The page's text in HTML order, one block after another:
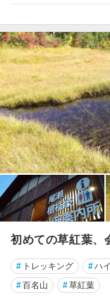
初めての草紅葉、
# トレッキング #ハ
#百名山 #草紅葉